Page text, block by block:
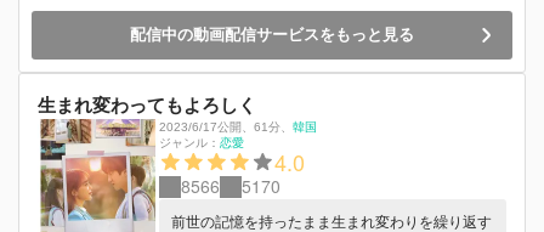
配信中の動画配信サービスをもっと見る
生まれ変わってもよろしく
2023/6/17公開 61分
韓国
ジャンル： 恋愛
4.0
8566 5170
前世の記憶を持ったまま生まれ変わりを繰り返す